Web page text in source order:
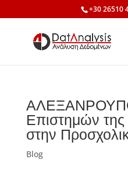
+30 26510
Επιστημών
στην
Blog